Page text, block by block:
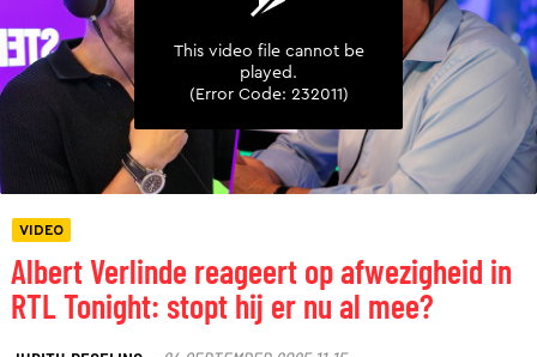
VIDEO
Albert Verlinde reageert op afwezigheid in
RTL Tonight: stopt hij er nu al mee?